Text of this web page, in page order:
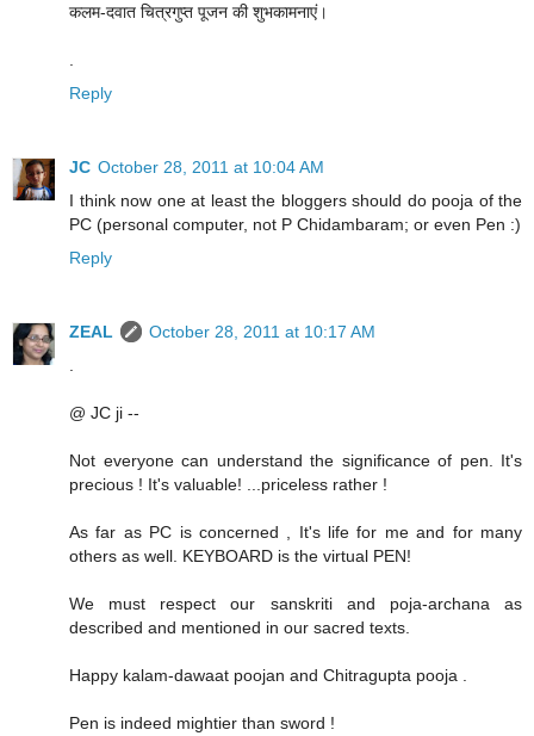
कलम-दवात चित्रगुप्त पूजन की शुभकामनाएं।
Reply
JC October 28, 2011 at 10:04 AM
I think now one at least the bloggers should do pooja of the
PC (personal computer, not P Chidambaram; or even Pen :)
Reply
ZEAL
October 28, 2011 at 10:17 AM
@ JC ji --
Not everyone can understand the significance of pen. It's
precious ! It's valuable! ...priceless rather !
As far as PC is concerned , It's life for me and for many
others as well. KEYBOARD is the virtual PEN!
We must respect our sanskriti and poja-archana as
described and mentioned in our sacred texts.
Happy kalam-dawaat poojan and Chitragupta pooja .
Pen is indeed mightier than sword !